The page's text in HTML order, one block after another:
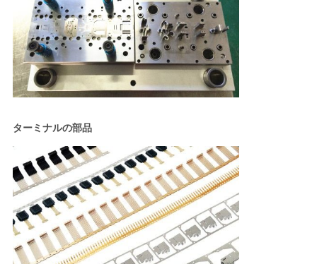
ターミナルの部品